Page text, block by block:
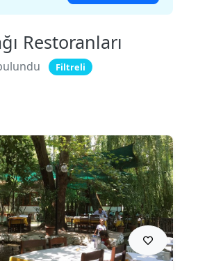
Restoranları
Filtreli